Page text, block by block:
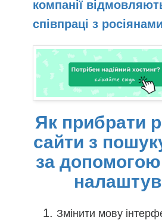
компанії
співпраці з
Як прибрати
сайти з
за
Змінити мову